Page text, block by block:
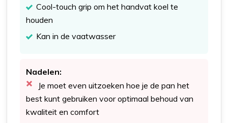
Cool-touch grip om het handvat koel te
houden
Kan in de vaatwasser
Nadelen:
Je moet even uitzoeken hoe je de pan het
best kunt gebruiken voor optimaal behoud van
kwaliteit en comfort